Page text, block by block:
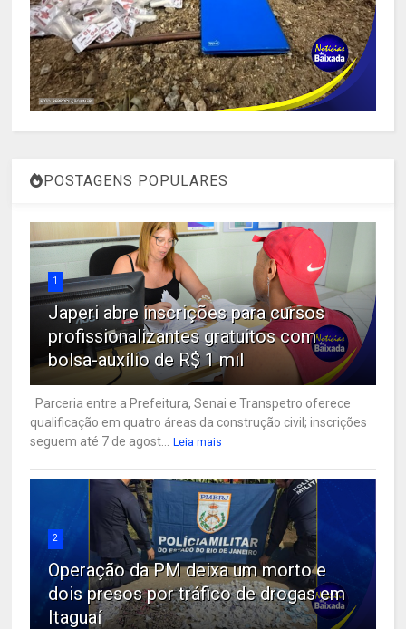
POSTAGENS POPULARES
1
Japeri abre inscrições para cursos
profissionalizantes gratuitos com
bolsa-auxílio de R$ 1 mil
Parceria entre a Prefeitura, Senai e Transpetro oferece
qualificação em quatro áreas da construção civil; inscrições
seguem até 7 de agost...
Leia mais
2
Operação da PM deixa um morto e
dois presos por tráfico de drogas em
Itaguaí